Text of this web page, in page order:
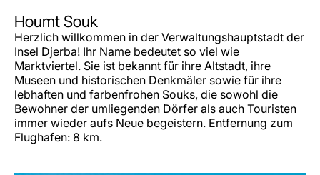
Houmt Souk
Herzlich willkommen in der Verwaltungshauptstadt der
Insel Djerba! Ihr Name bedeutet so viel wie
Marktviertel. Sie ist bekannt für ihre Altstadt, ihre
Museen und historischen Denkmäler sowie für ihre
lebhaften und farbenfrohen Souks, die sowohl die
Bewohner der umliegenden Dörfer als auch Touristen
immer wieder aufs Neue begeistern. Entfernung zum
Flughafen: 8 km.